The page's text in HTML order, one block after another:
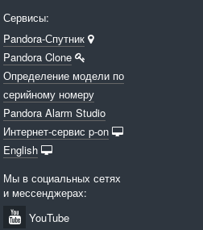
Сервисы:
Pandora-Спутник
Pandora Clone
Определение модели по
серийному номеру
Pandora Alarm Studio
Интернет-сервис p-on
English
Мы в социальных сетях
и мессенджерах:
YouTube